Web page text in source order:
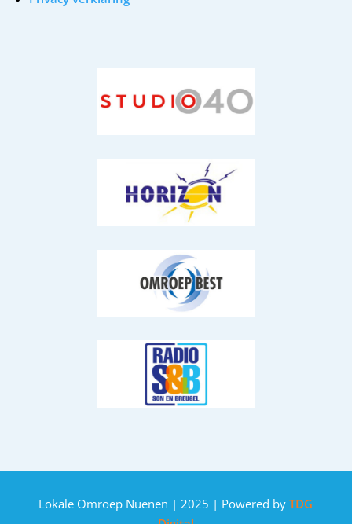
Lokale Omroep Nuenen | 2025 | Powered by TDG